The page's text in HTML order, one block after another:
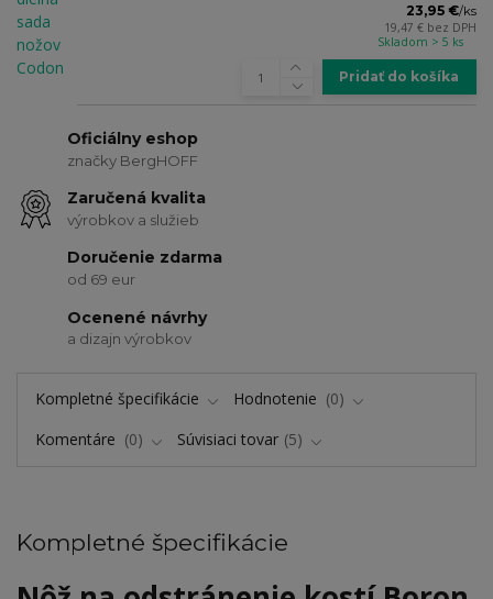
23,95 €/ks
19,47 € bez DPH
Skladom > 5 ks
Pridať do košíka
Oficiálny eshop
značky BergHOFF
Zaručená kvalita
výrobkov a služieb
Doručenie zdarma
od 69 eur
Ocenené návrhy
a dizajn výrobkov
Kompletné špecifikácie Hodnotenie
0
Komentáre
0 Súvisiaci tovar 5
Kompletné špecifikácie